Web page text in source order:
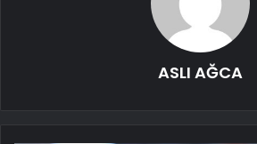
ASLI AĞCA